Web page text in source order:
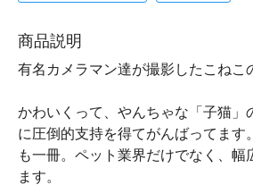
商品説明
有名カメラマン達が撮影したこねこ
かわいくって、やんちゃな「子猫」
に圧倒的支持を得てがんばってます
も一冊。ペット業界だけでなく、幅
ます。